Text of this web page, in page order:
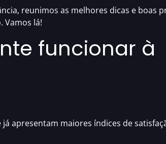
reunimos as melhores dicas e boas
Vamos lá!
funcionar à
apresentam maiores índices de